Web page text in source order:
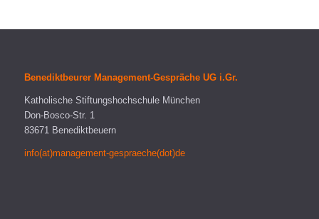
Benediktbeurer Management-Gespräche UG i.Gr.
Katholische Stiftungshochschule München
Don-Bosco-Str. 1
83671 Benediktbeuern
info(at)management-gespraeche(dot)de